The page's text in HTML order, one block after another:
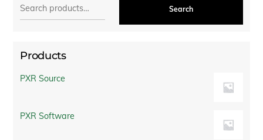
Search
Products
PXR Source
PXR Software